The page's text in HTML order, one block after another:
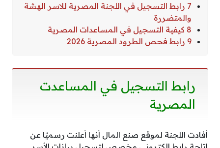
7 رابط التسجيل في اللجنة المصرية للاسر الهشة
والمتضررة
8 كيفية التسجيل في المساعدات المصرية
9 رابط فحص الطرود المصرية 2026
رابط التسجيل في المساعدت
المصرية
أفادت اللجنة لموقع صنع المال أنها أعلنت رسميًا عن